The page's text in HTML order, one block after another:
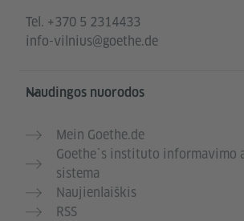
Tel. +370 5 2314433
info-vilnius@goethe.de
Naudingos nuorodos
Mein Goethe.de
Goethe`s instituto informavimo
sistema
Naujienlaiškis
RSS